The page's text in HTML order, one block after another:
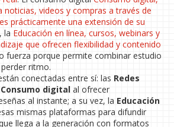
noticias, videos y compras a través de
prácticamente una extensión de su
la Educación en línea, cursos, webinars y
que ofrecen flexibilidad y contenido
fuerza porque permite combinar estudio
ritmo.
conectadas entre sí: las Redes
Consumo digital al ofrecer
al instante; a su vez, la Educación
mismas plataformas para difundir
llega a la generación con formatos